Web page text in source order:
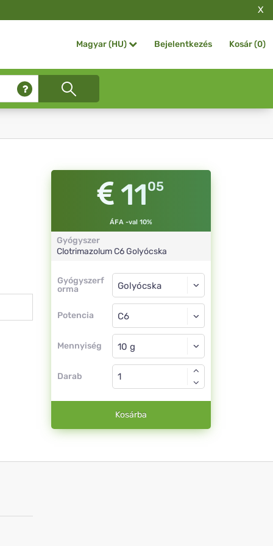
X
Magyar (HU) Bejelentkezés Kosár (0)
1105
ÁFA -val 10%
Gyógyszer
ClotrimazolumC6 Golyócska
Gyógyszerf
orma
Gyógyszerforma
Potencia
Golyócska
C6
Mennyiség
Golyócska
Darab
Kosárba